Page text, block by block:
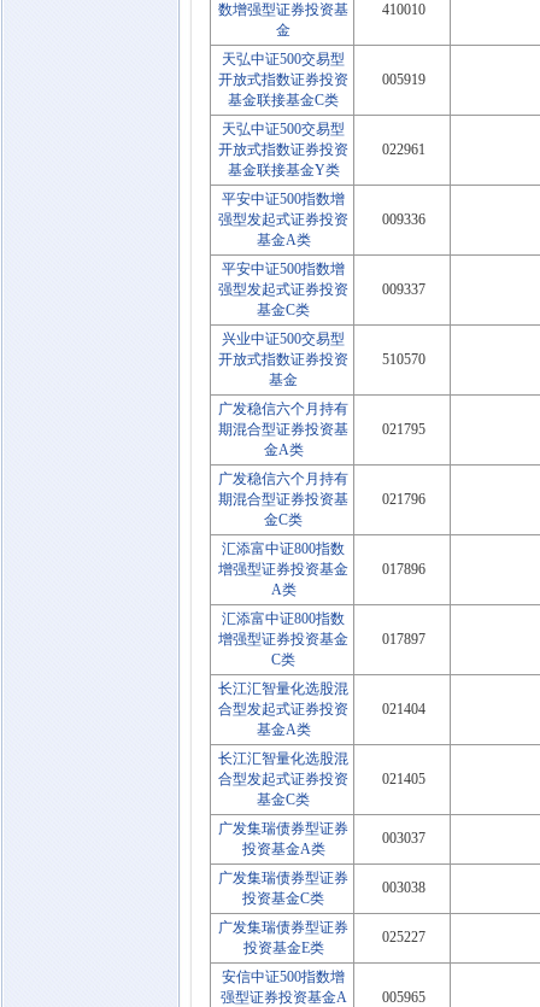
数增强型证券投资基
金
410010
天弘中证500交易型
开放式指数证券投资
基金联接基金C类
005919
天弘中证500交易型
开放式指数证券投资
基金联接基金Y类
022961
平安中证500指数增
强型发起式证券投资
基金A类
009336
平安中证500指数增
强型发起式证券投资
基金C类
009337
兴业中证500交易型
开放式指数证券投资
基金
510570
广发稳信六个月持有
期混合型证券投资基
金A类
021795
广发稳信六个月持有
期混合型证券投资基
金C类
021796
汇添富中证800指数
增强型证券投资基金
A类
017896
汇添富中证800指数
增强型证券投资基金
C类
017897
长江汇智量化选股混
合型发起式证券投资
基金A类
021404
长江汇智量化选股混
合型发起式证券投资
基金C类
021405
广发集瑞债券型证券
投资基金A类
003037
广发集瑞债券型证券
投资基金C类
003038
广发集瑞债券型证券
投资基金E类
025227
安信中证500指数增
强型证券投资基金A
005965